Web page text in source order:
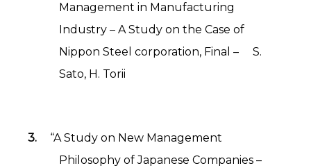
Management in Manufacturing
Industry – A Study on the Case of
Nippon Steel corporation, Final – S.
Sato, H. Torii
“A Study on New Management
Philosophy of Japanese Companies –